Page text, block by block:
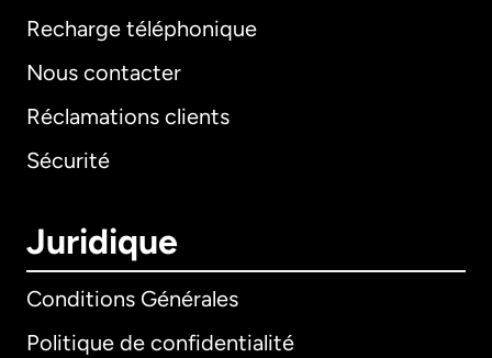
Recharge téléphonique
Nous contacter
Réclamations clients
Sécurité
Juridique
Conditions Générales
Politique de confidentialité